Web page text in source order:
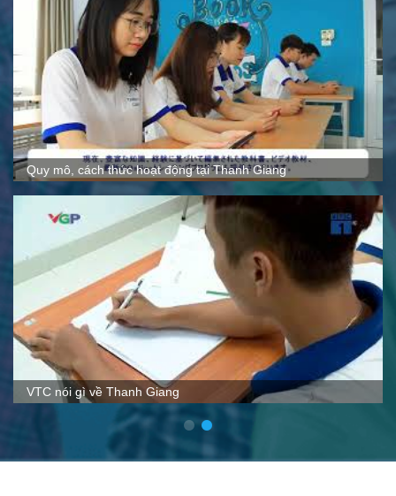
Quy mô, cách thức hoạt động tại Thanh Giang
VTC nói gì về Thanh Giang